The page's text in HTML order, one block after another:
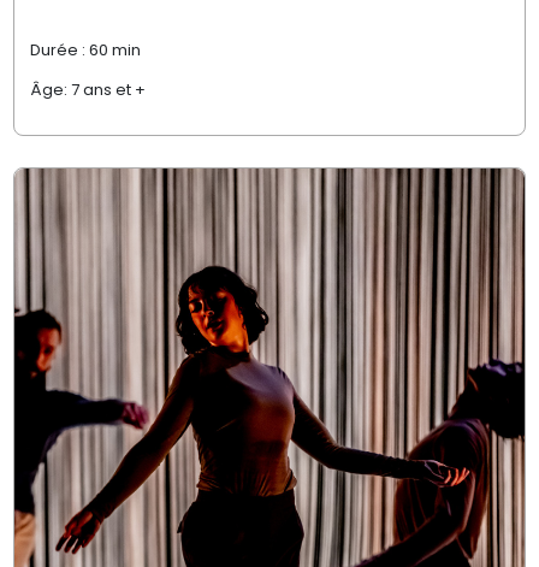
Durée : 60 min
Âge: 7 ans et +